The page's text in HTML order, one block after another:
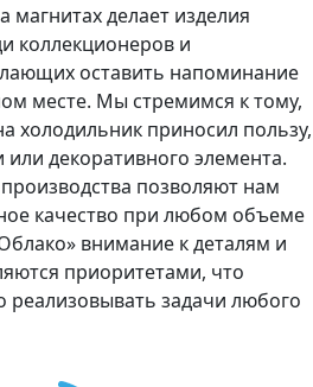
магнитах делает изделия
коллекционеров и
оставить напоминание
месте. Мы стремимся к тому,
холодильник приносил пользу,
декоративного элемента.
позволяют нам
качество при любом объеме
внимание к деталям и
приоритетами, что
реализовывать задачи любого